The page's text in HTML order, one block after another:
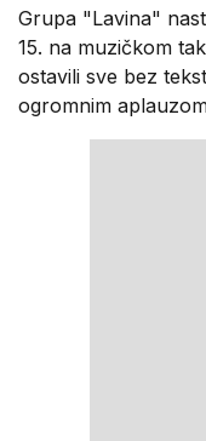
Grupa "Lavina"
15. na muzičkom
ostavili sve bez
ogromnim